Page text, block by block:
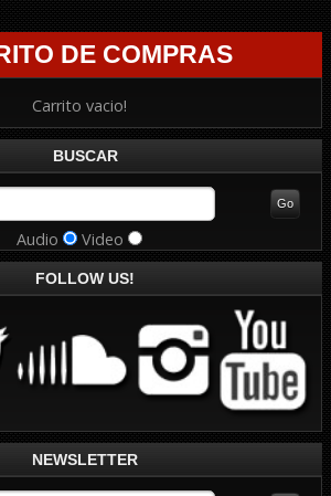
DE COMPRAS
Carrito vacio!
BUSCAR
Audio Video
FOLLOW US!
NEWSLETTER